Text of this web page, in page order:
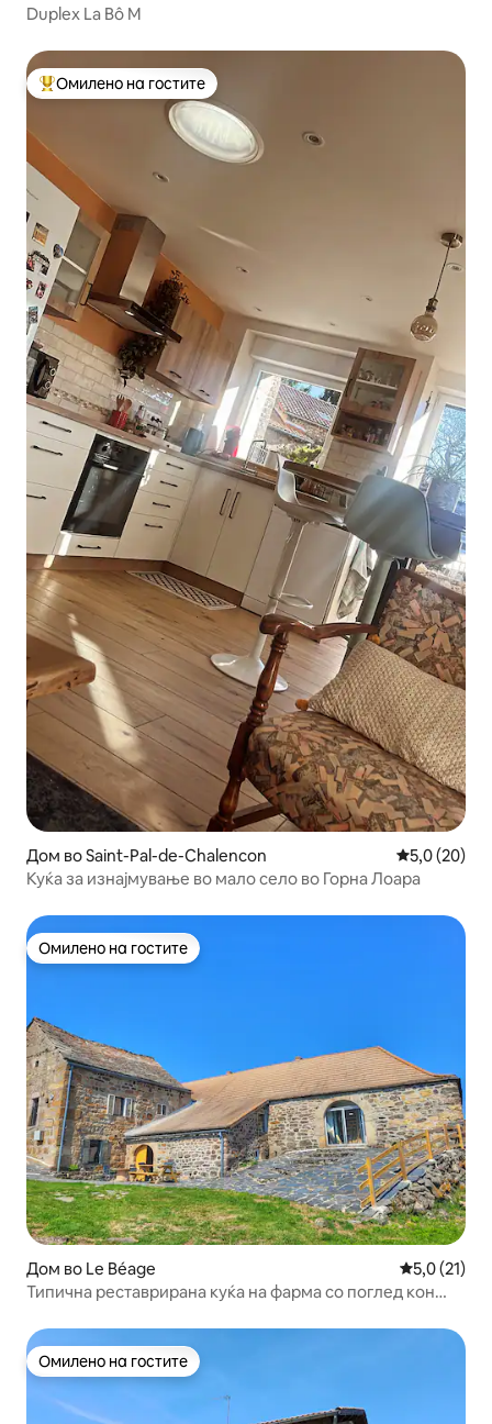
Duplex La Bô M
Меѓу најуспешните „Омилени на гостите“
Омилено на гостите
Дом во Saint-Pal-de-Chalencon Просечна
5,0 (20)
Куќа за изнајмување во мало село во Горна Лоара
Омилено на гостите
Омилено на гостите
Дом во Le Béage Просечна
5,0 (21)
Типична реставрирана куќа на фарма со поглед кон
Омилено на гостите
Омилено на гостите